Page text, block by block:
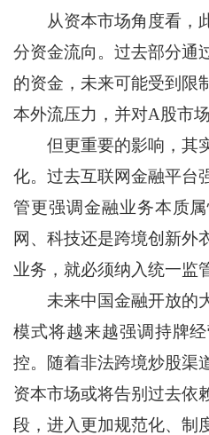
从资本市场角度看，
分资金流向。过去部分通
的资金，未来可能受到限
本外流压力，并对A股市
但更重要的影响，其
化。过去互联网金融平台
管更强调金融业务本质
网、科技还是跨境创新外
业务，就必须纳入统一监
未来中国金融开放的
模式将越来越强调持牌
控。随着非法跨境炒股渠
资本市场或将告别过去依
段，进入更加规范化、制